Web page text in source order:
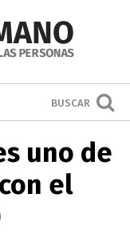
BUSCAR
uno de
el